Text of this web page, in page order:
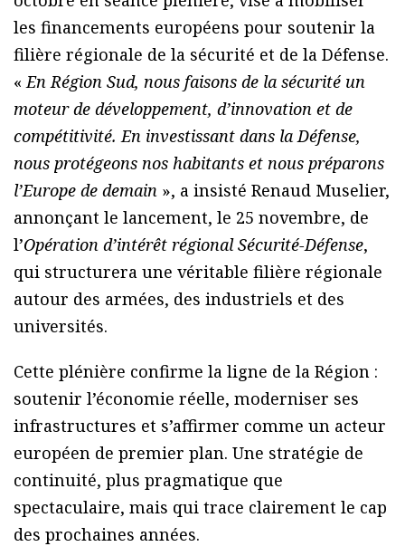
les financements européens pour soutenir la
filière régionale de la sécurité et de la Défense.
« En Région Sud, nous faisons de la sécurité un
moteur de développement, d’innovation et de
compétitivité. En investissant dans la Défense,
nous protégeons nos habitants et nous préparons
l’Europe de demain », a insisté Renaud Muselier,
annonçant le lancement, le 25 novembre, de
l’Opération d’intérêt régional Sécurité-Défense,
qui structurera une véritable filière régionale
autour des armées, des industriels et des
universités.
Cette plénière confirme la ligne de la Région :
soutenir l’économie réelle, moderniser ses
infrastructures et s’affirmer comme un acteur
européen de premier plan. Une stratégie de
continuité, plus pragmatique que
spectaculaire, mais qui trace clairement le cap
des prochaines années.